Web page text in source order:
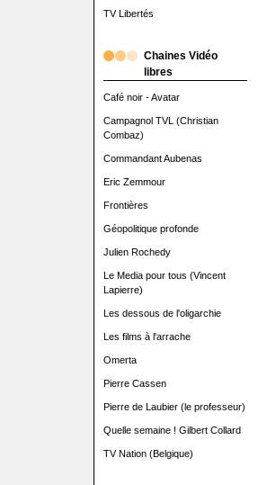
TV Libertés
Chaines Vidéo
libres
Café noir - Avatar
Campagnol TVL (Christian
Combaz)
Commandant Aubenas
Eric Zemmour
Frontières
Géopolitique profonde
Julien Rochedy
Le Media pour tous (Vincent
Lapierre)
Les dessous de l'oligarchie
Les films à l'arrache
Omerta
Pierre Cassen
Pierre de Laubier (le professeur)
Quelle semaine ! Gilbert Collard
TV Nation (Belgique)